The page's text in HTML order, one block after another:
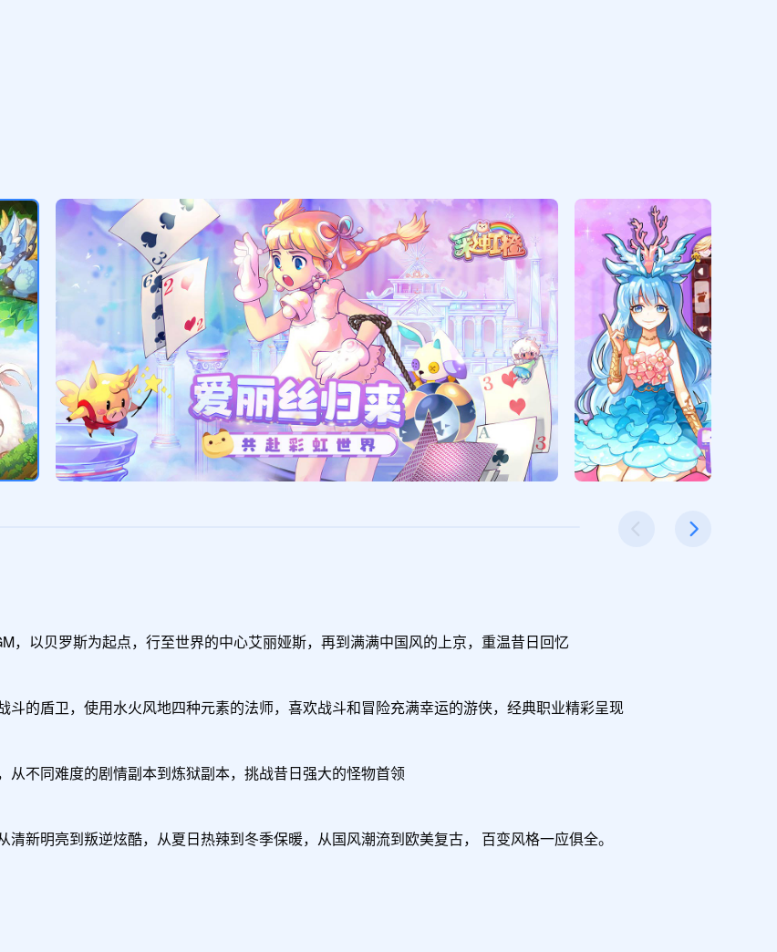
，以贝罗斯为起点，行至世界的中心艾丽娅斯，再到满满中国风的上京，重温昔日回忆
的盾卫，使用水火风地四种元素的法师，喜欢战斗和冒险充满幸运的游侠，经典职业精彩呈现
不同难度的剧情副本到炼狱副本，挑战昔日强大的怪物首领
新明亮到叛逆炫酷，从夏日热辣到冬季保暖，从国风潮流到欧美复古， 百变风格一应俱全。